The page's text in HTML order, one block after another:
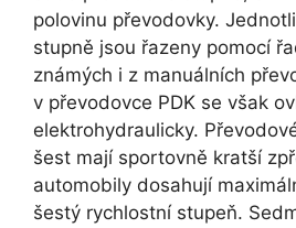
polovinu převodovky.
stupně jsou řazeny pomocí
známých i z manuálních
v převodovce PDK se však
elektrohydraulicky.
šest mají sportovně kratší
automobily dosahují
šestý rychlostní stupeň.